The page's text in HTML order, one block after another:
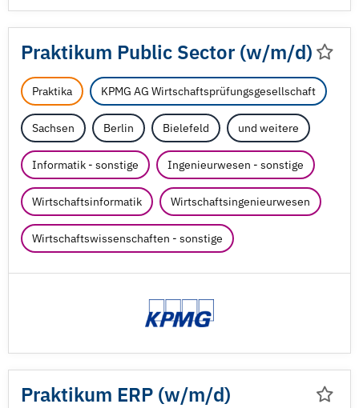
Praktikum Public Sector (w/m/d)
Praktika KPMG AG Wirtschaftsprüfungsgesellschaft
Sachsen Berlin Bielefeld und weitere
Informatik - sonstige Ingenieurwesen - sonstige
Wirtschaftsinformatik Wirtschaftsingenieurwesen
Wirtschaftswissenschaften - sonstige
Praktikum ERP (w/m/d)